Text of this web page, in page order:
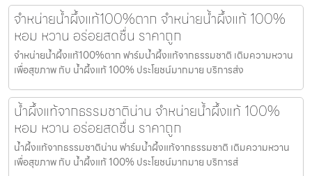
จำหน่ายน้ำผึ้งแท้100%ตาก จำหน่ายน้ำผึ้งแท้ 100%
หอม หวาน อร่อยสดชื่น ราคาถูก
จำหน่ายน้ำผึ้งแท้100%ตาก ฟาร์มน้ำผึ้งแท้จากธรรมชาติ เติมความหวาน
เพื่อสุขภาพ กับ น้ำผึ้งแท้ 100% ประโยชน์มากมาย บริการส่ง
น้ำผึ้งแท้จากธรรมชาติน่าน จำหน่ายน้ำผึ้งแท้ 100%
หอม หวาน อร่อยสดชื่น ราคาถูก
น้ำผึ้งแท้จากธรรมชาติน่าน ฟาร์มน้ำผึ้งแท้จากธรรมชาติ เติมความหวาน
เพื่อสุขภาพ กับ น้ำผึ้งแท้ 100% ประโยชน์มากมาย บริการส่